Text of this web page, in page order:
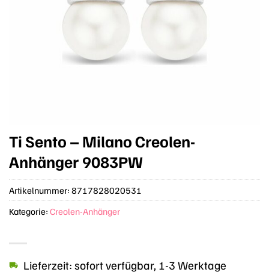
Ti Sento – Milano Creolen-
Anhänger 9083PW
Lieferzeit: sofort verfügbar, 1-3 Werktage
Artikelnummer: 8717828020531
Kategorie: Creolen-Anhänger